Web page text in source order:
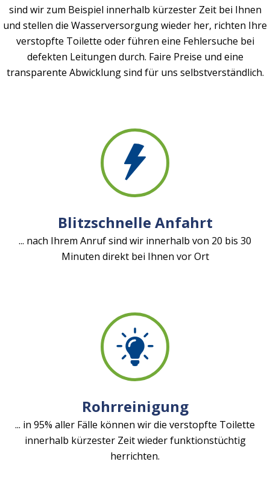
sind wir zum Beispiel innerhalb kürzester Zeit bei Ihnen
und stellen die Wasserversorgung wieder her, richten Ihre
verstopfte Toilette oder führen eine Fehlersuche bei
defekten Leitungen durch. Faire Preise und eine
transparente Abwicklung sind für uns selbstverständlich.
Blitzschnelle Anfahrt
... nach Ihrem Anruf sind wir innerhalb von 20 bis 30
Minuten direkt bei Ihnen vor Ort
Rohrreinigung
... in 95% aller Fälle können wir die verstopfte Toilette
innerhalb kürzester Zeit wieder funktionstüchtig
herrichten.